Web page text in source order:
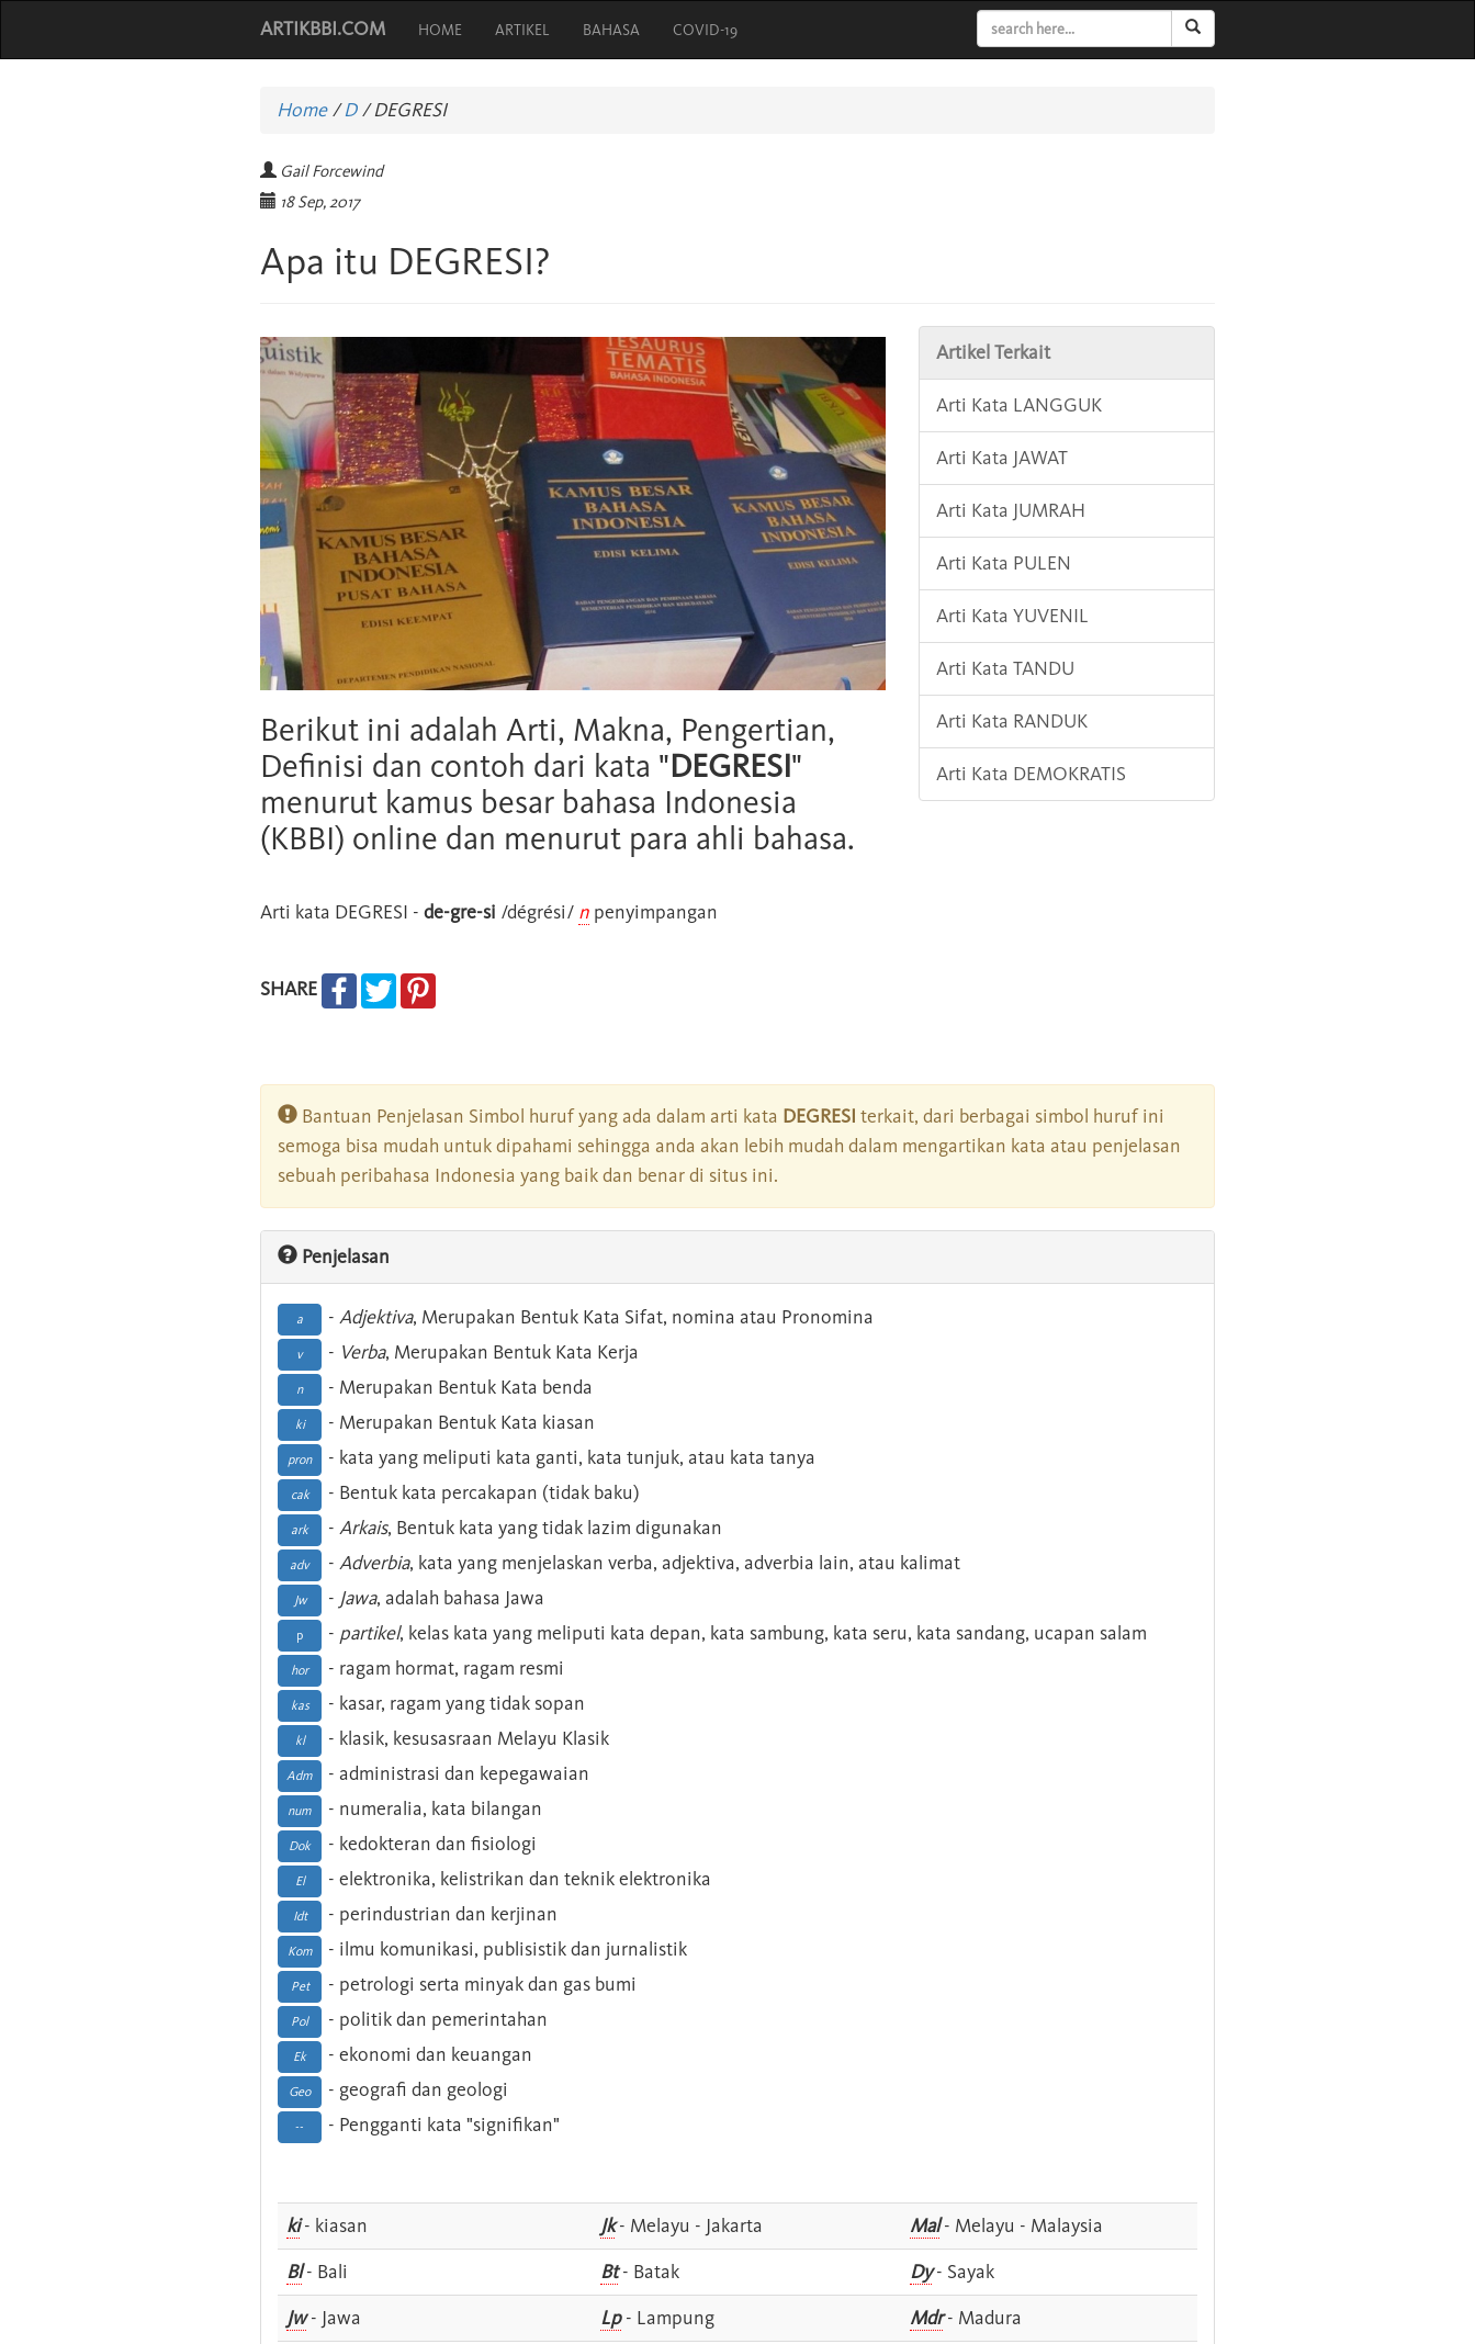
ARTIKBBI.COM HOME ARTIKEL BAHASA COVID-19
Home/D /DEGRESI
Gail Forcewind
18 Sep, 2017
Apa itu DEGRESI?
Berikut ini adalah Arti, Makna, Pengertian,
Definisi dan contoh dari kata "DEGRESI"
menurut kamus besar bahasa Indonesia
(KBBI) online dan menurut para ahli bahasa.
Arti kata DEGRESI - de-gre-si /dégrési/ n penyimpangan
SHARE
Artikel Terkait
Arti Kata LANGGUK
Arti Kata JAWAT
Arti Kata JUMRAH
Arti Kata PULEN
Arti Kata YUVENIL
Arti Kata TANDU
Arti Kata RANDUK
Arti Kata DEMOKRATIS
Bantuan Penjelasan Simbol huruf yang ada dalam arti kata DEGRESI terkait, dari berbagai simbol huruf ini
semoga bisa mudah untuk dipahami sehingga anda akan lebih mudah dalam mengartikan kata atau penjelasan
sebuah peribahasa Indonesia yang baik dan benar di situs ini.
Penjelasan
a - Adjektiva, Merupakan Bentuk Kata Sifat, nomina atau Pronomina
v - Verba, Merupakan Bentuk Kata Kerja
n - Merupakan Bentuk Kata benda
ki - Merupakan Bentuk Kata kiasan
pron - kata yang meliputi kata ganti, kata tunjuk, atau kata tanya
cak - Bentuk kata percakapan (tidak baku)
ark - Arkais, Bentuk kata yang tidak lazim digunakan
adv - Adverbia, kata yang menjelaskan verba, adjektiva, adverbia lain, atau kalimat
Jw - Jawa, adalah bahasa Jawa
p - partikel, kelas kata yang meliputi kata depan, kata sambung, kata seru, kata sandang, ucapan salam
hor - ragam hormat, ragam resmi
kas - kasar, ragam yang tidak sopan
kl - klasik, kesusasraan Melayu Klasik
Adm - administrasi dan kepegawaian
num - numeralia, kata bilangan
Dok - kedokteran dan fisiologi
El - elektronika, kelistrikan dan teknik elektronika
Idt - perindustrian dan kerjinan
Kom - ilmu komunikasi, publisistik dan jurnalistik
Pet - petrologi serta minyak dan gas bumi
Pol - politik dan pemerintahan
Ek - ekonomi dan keuangan
Geo - geografi dan geologi
-- - Pengganti kata "signifikan"
ki- kiasan Jk- Melayu - Jakarta Mal- Melayu - Malaysia
Bl- Bali Bt- Batak Dy- Sayak
Jw- Jawa Lp- Lampung Mdr- Madura